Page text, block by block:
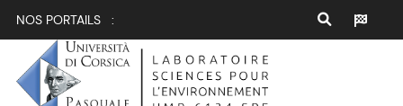
NOS PORTAILS :